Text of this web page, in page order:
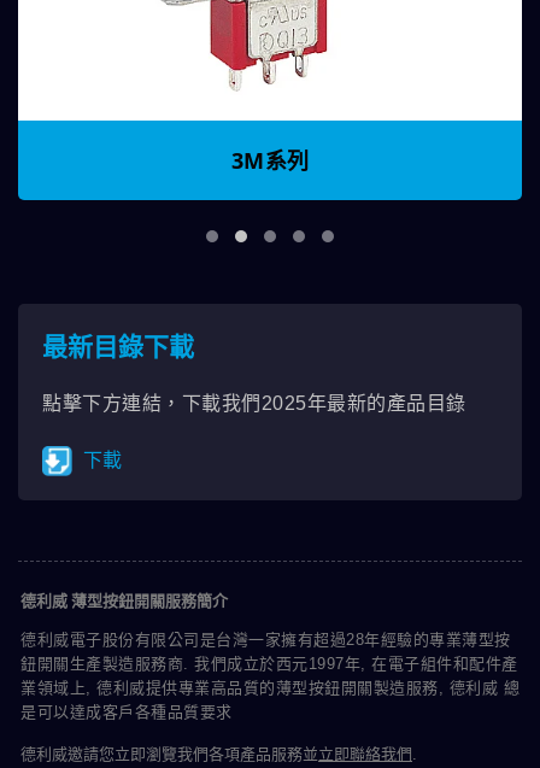
3M系列
最新目錄下載
點擊下方連結，下載我們2025年最新的產品目錄
下載
德利威 薄型按鈕開關服務簡介
德利威電子股份有限公司是台灣一家擁有超過28年經驗的專業薄型按
鈕開關生產製造服務商. 我們成立於西元1997年, 在電子組件和配件產
業領域上, 德利威提供專業高品質的薄型按鈕開關製造服務, 德利威 總
是可以達成客戶各種品質要求
德利威邀請您立即瀏覽我們各項產品服務並立即聯絡我們 .